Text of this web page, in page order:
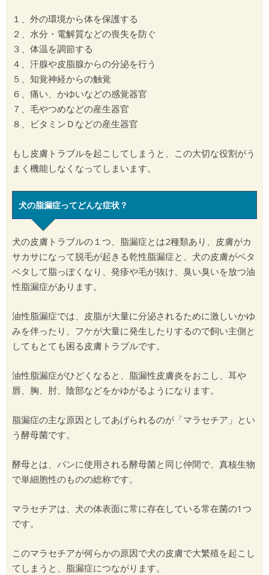
１、外の環境から体を保護する
２、水分・電解質などの喪失を防ぐ
３、体温を調節する
４、汗腺や皮脂腺からの分泌を行う
５、知覚神経からの触覚
６、痛い、かゆいなどの感覚器官
７、毛やつめなどの産生器官
８、ビタミンＤなどの産生器官
もし皮膚トラブルを起こしてしまうと、この大切な役割がう
まく機能しなくなってしまいます。
犬の脂漏症ってどんな症状？
犬の皮膚トラブルの１つ、脂漏症とは2種類あり、皮膚がカ
サカサになって脱毛が起きる乾性脂漏症と、犬の皮膚がベタ
ベタして脂っぽくなり、発疹や毛が抜け、臭い臭いを放つ油
性脂漏症があります。
油性脂漏症では、皮脂が大量に分泌されるために激しいかゆ
みを伴ったり、フケが大量に発生したりするので飼い主側と
してもとても困る皮膚トラブルです。
油性脂漏症がひどくなると、脂漏性皮膚炎をおこし、耳や
唇、胸、肘、陰部などをかゆがるようになります。
脂漏症の主な原因としてあげられるのが「マラセチア」とい
う酵母菌です。
酵母とは、パンに使用される酵母菌と同じ仲間で、真核生物
で単細胞性のものの総称です。
マラセチアは、犬の体表面に常に存在している常在菌の1つ
です。
このマラセチアが何らかの原因で犬の皮膚で大繁殖を起こし
てしまうと、脂漏症につながります。